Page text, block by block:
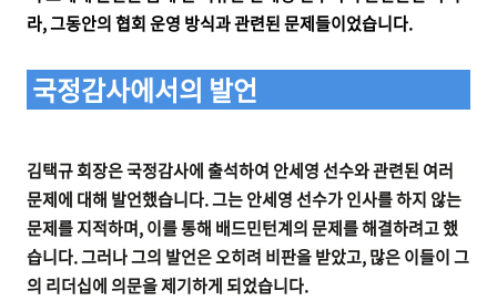
라, 그동안의 협회 운영 방식과 관련된 문제들이었습니다.
국정감사에서의 발언
김택규 회장은 국정감사에 출석하여 안세영 선수와 관련된 여러
문제에 대해 발언했습니다. 그는 안세영 선수가 인사를 하지 않는
문제를 지적하며, 이를 통해 배드민턴계의 문제를 해결하려고 했
습니다. 그러나 그의 발언은 오히려 비판을 받았고, 많은 이들이 그
의 리더십에 의문을 제기하게 되었습니다.